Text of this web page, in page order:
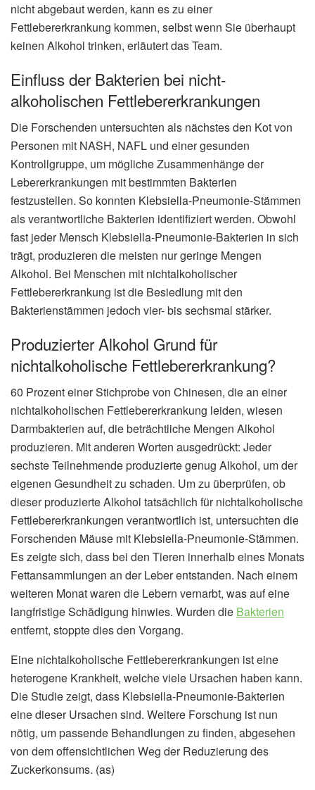
nicht abgebaut werden, kann es zu einer
Fettlebererkrankung kommen, selbst wenn Sie überhaupt
keinen Alkohol trinken, erläutert das Team.
Einfluss der Bakterien bei nicht-
alkoholischen Fettlebererkrankungen
Die Forschenden untersuchten als nächstes den Kot von
Personen mit NASH, NAFL und einer gesunden
Kontrollgruppe, um mögliche Zusammenhänge der
Lebererkrankungen mit bestimmten Bakterien
festzustellen. So konnten Klebsiella-Pneumonie-Stämmen
als verantwortliche Bakterien identifiziert werden. Obwohl
fast jeder Mensch Klebsiella-Pneumonie-Bakterien in sich
trägt, produzieren die meisten nur geringe Mengen
Alkohol. Bei Menschen mit nichtalkoholischer
Fettlebererkrankung ist die Besiedlung mit den
Bakterienstämmen jedoch vier- bis sechsmal stärker.
Produzierter Alkohol Grund für
nichtalkoholische Fettlebererkrankung?
60 Prozent einer Stichprobe von Chinesen, die an einer
nichtalkoholischen Fettlebererkrankung leiden, wiesen
Darmbakterien auf, die beträchtliche Mengen Alkohol
produzieren. Mit anderen Worten ausgedrückt: Jeder
sechste Teilnehmende produzierte genug Alkohol, um der
eigenen Gesundheit zu schaden. Um zu überprüfen, ob
dieser produzierte Alkohol tatsächlich für nichtalkoholische
Fettlebererkrankungen verantwortlich ist, untersuchten die
Forschenden Mäuse mit Klebsiella-Pneumonie-Stämmen.
Es zeigte sich, dass bei den Tieren innerhalb eines Monats
Fettansammlungen an der Leber entstanden. Nach einem
weiteren Monat waren die Lebern vernarbt, was auf eine
langfristige Schädigung hinwies. Wurden die Bakterien
entfernt, stoppte dies den Vorgang.
Eine nichtalkoholische Fettlebererkrankungen ist eine
heterogene Krankheit, welche viele Ursachen haben kann.
Die Studie zeigt, dass Klebsiella-Pneumonie-Bakterien
eine dieser Ursachen sind. Weitere Forschung ist nun
nötig, um passende Behandlungen zu finden, abgesehen
von dem offensichtlichen Weg der Reduzierung des
Zuckerkonsums. (as)